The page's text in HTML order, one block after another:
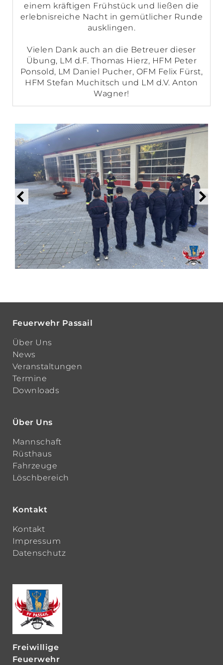
einem kräftigen Frühstück und ließen die
erlebnisreiche Nacht in gemütlicher Runde
ausklingen.
Vielen Dank auch an die Betreuer dieser
Übung, LM d.F. Thomas Hierz, HFM Peter
Ponsold, LM Daniel Pucher, OFM Felix Fürst,
HFM Stefan Muchitsch und LM d.V. Anton
Wagner!
Feuerwehr Passail
Über Uns
News
Veranstaltungen
Termine
Downloads
Über Uns
Mannschaft
Rüsthaus
Fahrzeuge
Löschbereich
Kontakt
Kontakt
Impressum
Datenschutz
Freiwillige
Feuerwehr